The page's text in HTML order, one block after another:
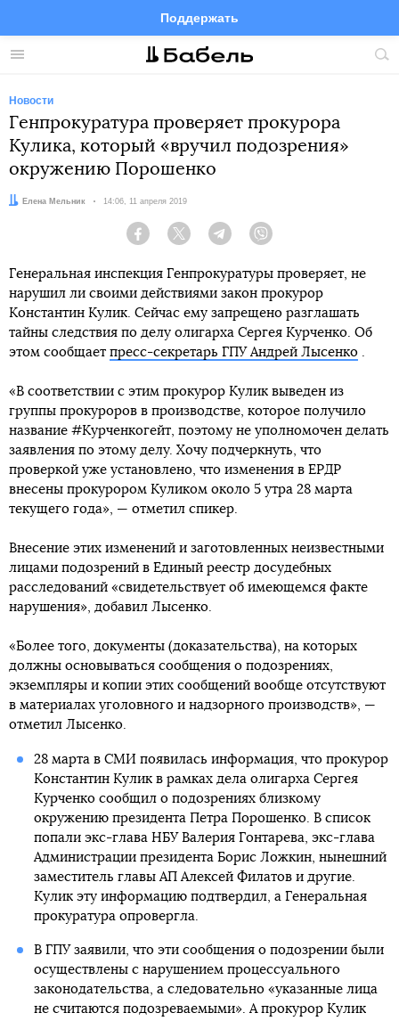
Меню
Поддержать
FacebookTelegramTwitter
Новости
Генпрокуратура проверяет прокурора
Кулика, который «вручил подозрения»
окружению Порошенко
Автор:Елена Мельник Дата:
14:06, 11 апреля 2019
Facebook Twitter Telegram
Генеральная инспекция Генпрокуратуры проверяет, не
нарушил ли своими действиями закон прокурор
Константин Кулик. Сейчас ему запрещено разглашать
тайны следствия по делу олигарха Сергея Курченко. Об
этом сообщает пресс-секретарь ГПУ Андрей Лысенко .
«В соответствии с этим прокурор Кулик выведен из
группы прокуроров в производстве, которое получило
название #Курченкогейт, поэтому не уполномочен делать
заявления по этому делу. Хочу подчеркнуть, что
проверкой уже установлено, что изменения в ЕРДР
внесены прокурором Куликом около 5 утра 28 марта
текущего года», — отметил спикер.
Внесение этих изменений и заготовленных неизвестными
лицами подозрений в Единый реестр досудебных
расследований «свидетельствует об имеющемся факте
нарушения», добавил Лысенко.
«Более того, документы (доказательства), на которых
должны основываться сообщения о подозрениях,
экземпляры и копии этих сообщений вообще отсутствуют
в материалах уголовного и надзорного производств», —
отметил Лысенко.
28 марта в СМИ появилась информация, что прокурор
Константин Кулик в рамках дела олигарха Сергея
Курченко сообщил о подозрениях близкому
окружению президента Петра Порошенко. В список
попали экс-глава НБУ Валерия Гонтарева, экс-глава
Администрации президента Борис Ложкин, нынешний
заместитель главы АП Алексей Филатов и другие.
Кулик эту информацию подтвердил, а Генеральная
прокуратура опровергла.
В ГПУ заявили, что эти сообщения о подозрении были
осуществлены с нарушением процессуального
законодательства, а следовательно «указанные лица
не считаются подозреваемыми». А прокурор Кулик